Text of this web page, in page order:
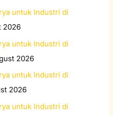
untuk Industri di
2026
untuk Industri di
2026
untuk Industri di
2026
untuk Industri di